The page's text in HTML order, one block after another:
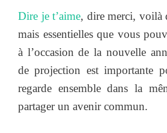
Dire je t’aime, dire merci, voilà
mais essentielles que vous
à l’occasion de la nouvelle
de projection est importante
regarde ensemble dans la
partager un avenir commun.